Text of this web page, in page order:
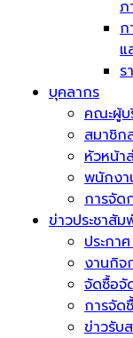
ภ
ก
แ
ร
บุคลากร
คณะผู้บ
สมาชิก
หัวหน้า
พนักงา
การจัด
ข่าวประชาสั
ประกา
งานกิจ
จัดซื้อจั
การจัด
ข่าวรับ